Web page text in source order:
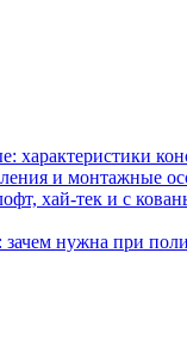
характеристики
и монтажные
хай-тек и с
зачем нужна при